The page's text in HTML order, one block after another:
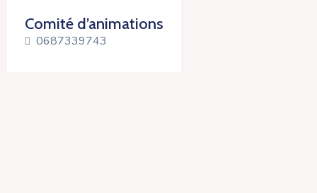
Comité d’animations
0687339743